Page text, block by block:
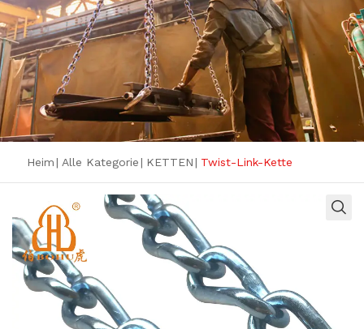
Heim| Alle Kategorie| KETTEN| Twist-Link-Kette